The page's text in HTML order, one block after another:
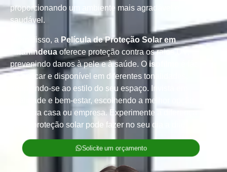
proporcionando um ambiente mais agradável e
saudável.
Além disso, a Película de Proteção Solar em
Ananindeua oferece proteção contra os raios UV,
prevenindo danos à pele e à saúde. O isofilme
de aplicar e disponível em diferentes tonalidades,
adaptando-se ao estilo do seu espaço. Invista em
qualidade e bem-estar, escolhendo a melhor opção
para sua casa ou empresa. Experimente a diferença
que a proteção solar pode fazer no seu dia a dia!
Solicite um orçamento